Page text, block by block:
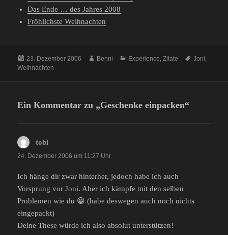
Das Ende … des Jahres 2008
Fröhlichste Weihnachten
Veröffentlicht
am
23. Dezember 2006 Autor
Benni Kategorien
Experience,Zitate Joni,
Weihnachten
Ein Kommentar zu „Geschenke einpacken“
tobi
24. Dezember 2006 um 11:27 Uhr
Ich hänge dir zwar hinterher, jedoch habe ich auch
Vorsprung vor Joni. Aber ich kämpfe mit den selben
Problemen wie du 😀 (habe deswegen auch noch nichts
eingepackt)
Deine These würde ich also absolut unterstützen!